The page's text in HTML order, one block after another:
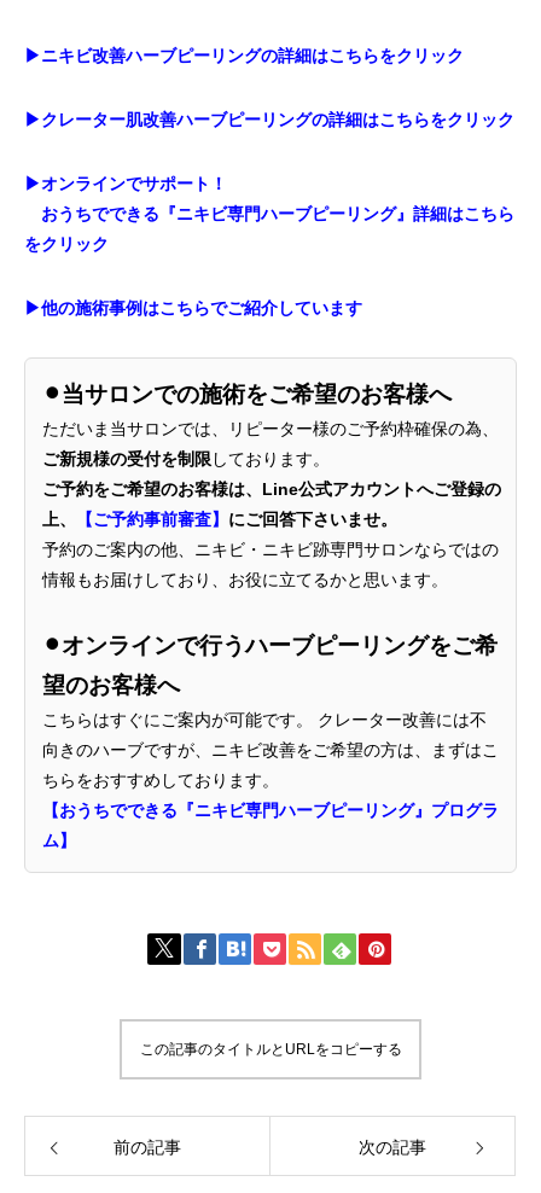
▶︎ニキビ改善ハーブピーリングの詳細はこちらをクリック
▶︎クレーター肌改善ハーブピーリングの詳細はこちらをクリック
▶︎オンラインでサポート！
おうちでできる『ニキビ専門ハーブピーリング』詳細はこちら
をクリック
▶︎他の施術事例はこちらでご紹介しています
⚫︎当サロンでの施術をご希望のお客様へ
ただいま当サロンでは、リピーター様のご予約枠確保の為、
ご新規様の受付を制限 しております。
ご予約をご希望のお客様は、Line公式アカウントへご登録の
上、
【ご予約事前審査】 にご回答下さいませ。
予約のご案内の他、ニキビ・ニキビ跡専門サロンならではの
情報もお届けしており、お役に立てるかと思います。
⚫︎オンラインで行うハーブピーリングをご希
望のお客様へ
こちらはすぐにご案内が可能です。 クレーター改善には不
向きのハーブですが、ニキビ改善をご希望の方は、まずはこ
ちらをおすすめしております。
【おうちでできる『ニキビ専門ハーブピーリング』プログラ
ム】
この記事のタイトルとURLをコピーする
前の記事 次の記事